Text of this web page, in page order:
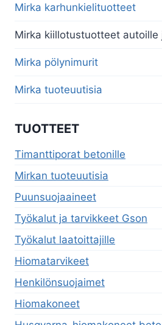
Mirka karhunkielituotteet
Mirka kiillotustuotteet autoille
Mirka pölynimurit
Mirka tuoteuutisia
TUOTTEET
Timanttiporat betonille
Mirkan tuoteuutisia
Puunsuojaaineet
Työkalut ja tarvikkeet Gson
Työkalut laatoittajille
Hiomatarvikeet
Henkilönsuojaimet
Hiomakoneet